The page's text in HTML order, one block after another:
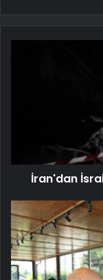
İran'dan